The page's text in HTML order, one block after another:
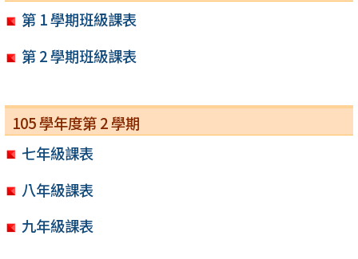
第 1 學期班級課表
第 2 學期班級課表
105 學年度第 2 學期
七年級課表
八年級課表
九年級課表